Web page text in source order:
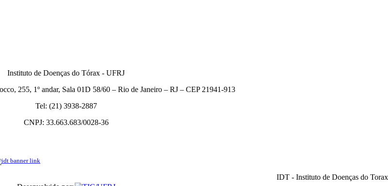
Instituto de Doenças do Tórax - UFRJ
255, 1º andar, Sala 01D 58/60 – Rio de Janeiro – RJ – CEP 21941-913
Tel: (21) 3938-2887
CNPJ: 33.663.683/0028-36
IDT - Instituto de Doenças do Torax